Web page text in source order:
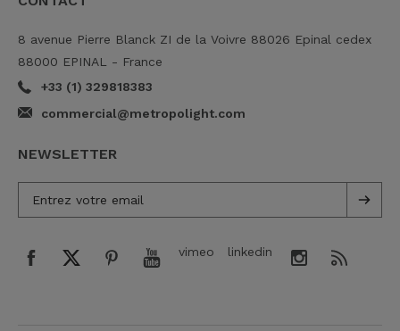
8 avenue Pierre Blanck ZI de la Voivre 88026 Epinal cedex
88000 EPINAL - France
+33 (1) 329818383
commercial@metropolight.com
NEWSLETTER
vimeo linkedin